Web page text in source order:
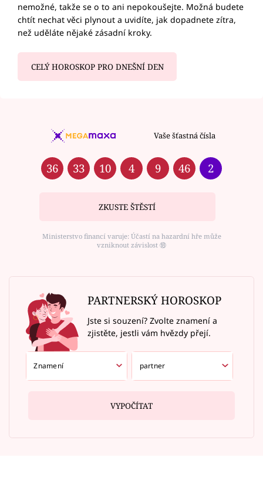
nemožné, takže se o to ani nepokoušejte. Možná budete
chtít nechat věci plynout a uvidíte, jak dopadnete zítra,
než uděláte nějaké zásadní kroky.
CELÝ HOROSKOP PRO DNEŠNÍ DEN
Vaše šťastná čísla
36 33 10 4 9 46 2
ZKUSTE ŠTĚSTÍ
Ministerstvo financí varuje: Účastí na hazardní hře může
vzniknout závislost ⑱
PARTNERSKÝ HOROSKOP
Jste si souzení? Zvolte znamení a
zjistěte, jestli vám hvězdy přejí.
VYPOČÍTAT